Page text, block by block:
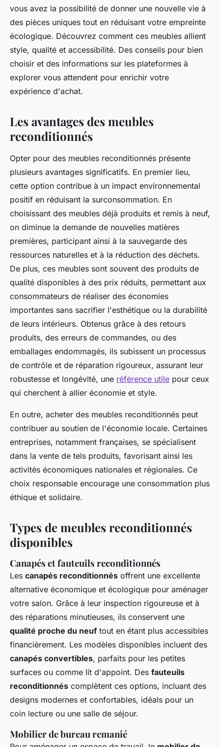
vous avez la possibilité de donner une nouvelle vie à
des pièces uniques tout en réduisant votre empreinte
écologique. Découvrez comment ces meubles allient
style, qualité et accessibilité. Des conseils pour bien
choisir et des informations sur les plateformes à
explorer vous attendent pour enrichir votre
expérience d'achat.
Les avantages des meubles
reconditionnés
Opter pour des meubles reconditionnés présente
plusieurs avantages significatifs. En premier lieu,
cette option contribue à un impact environnemental
positif en réduisant la surconsommation. En
choisissant des meubles déjà produits et remis à neuf,
on diminue la demande de nouvelles matières
premières, participant ainsi à la sauvegarde des
ressources naturelles et à la réduction des déchets.
De plus, ces meubles sont souvent des produits de
qualité disponibles à des prix réduits, permettant aux
consommateurs de réaliser des économies
importantes sans sacrifier l'esthétique ou la durabilité
de leurs intérieurs. Obtenus grâce à des retours
produits, des erreurs de commandes, ou des
emballages endommagés, ils subissent un processus
de contrôle et de réparation rigoureux, assurant leur
robustesse et longévité, une référence utile pour ceux
qui cherchent à allier économie et style.
En outre, acheter des meubles reconditionnés peut
contribuer au soutien de l'économie locale. Certaines
entreprises, notamment françaises, se spécialisent
dans la vente de tels produits, favorisant ainsi les
activités économiques nationales et régionales. Ce
choix responsable encourage une consommation plus
éthique et solidaire.
Types de meubles reconditionnés
disponibles
Canapés et fauteuils reconditionnés
Les canapés reconditionnés offrent une excellente
alternative économique et écologique pour aménager
votre salon. Grâce à leur inspection rigoureuse et à
des réparations minutieuses, ils conservent une
qualité proche du neuftout en étant plus accessibles
financièrement. Les modèles disponibles incluent des
canapés convertibles, parfaits pour les petites
surfaces ou comme lit d'appoint. Des fauteuils
reconditionnés complètent ces options, incluant des
designs modernes et confortables, idéals pour un
coin lecture ou une salle de séjour.
Mobilier de bureau remanié